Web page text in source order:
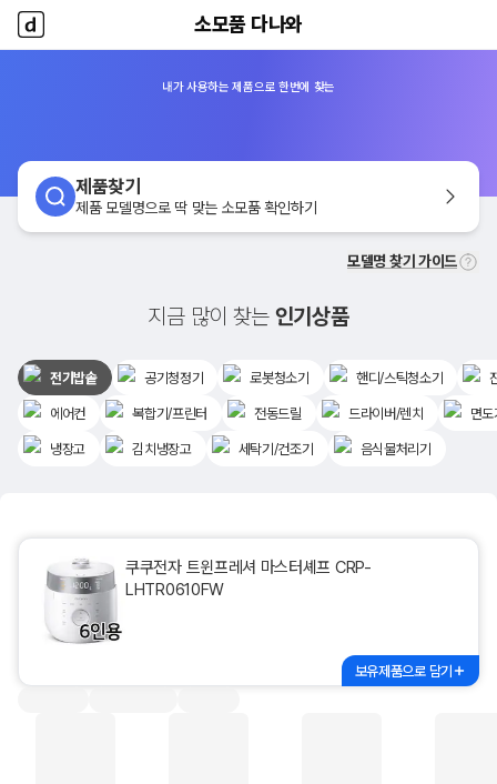
소모품 다나와
홈
소모품 다나와
내가 사용하는 제품으로 한번에 찾는
제품찾기
제품 모델명으로 딱 맞는 소모품 확인하기
모델명 찾기 가이드
지금 많이 찾는 인기상품
전기밥솥 공기청정기 로봇청소기 핸디/스틱청소기
에어컨 복합기/프린터 전동드릴 드라이버/렌치 면도
냉장고 김치냉장고 세탁기/건조기 음식물처리기
쿠쿠전자 트윈프레셔 마스터셰프 CRP-
LHTR0610FW
보유제품으로 담기